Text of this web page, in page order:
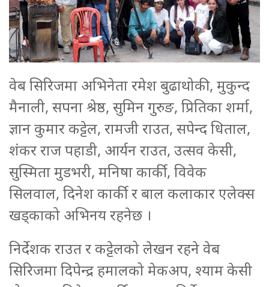
वेब सिरिजमा अभिनेता रमेश बुढाथोकी, मुकुन्द
मैनाली, सपना श्रेष्ठ, सुमिन गुरुङ, प्रितिका शर्मा,
ज्ञान कुमार कट्टेल, रामजी राउत, सपेन्द धिताल,
शंकर राज पहाडी, आर्यन राउत, उत्सव केसी,
सुस्मिता मुडभरी, मनिषा कार्की, विवेक
सिलवाल, दिनेश कार्की र बाल कलाकार एलेक्स
खड्काको अभिनय रहनेछ ।
निर्देशक राउत र कट्टेलको लेखन रहने वेब
सिरिजमा दिपेन्द्र हमालको मेकअप, श्याम केसी